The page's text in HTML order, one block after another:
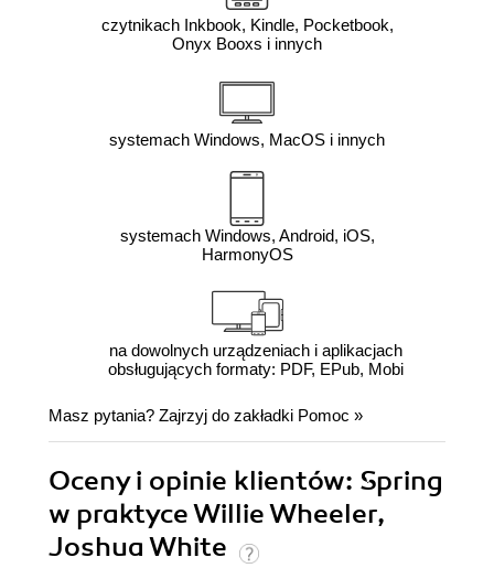
czytnikach Inkbook, Kindle, Pocketbook,
Onyx Booxs i innych
systemach Windows, MacOS i innych
systemach Windows, Android, iOS,
HarmonyOS
na dowolnych urządzeniach i aplikacjach
obsługujących formaty: PDF, EPub, Mobi
Masz pytania? Zajrzyj do zakładki Pomoc »
Oceny i opinie klientów: Spring
w praktyce Willie Wheeler,
Joshua White